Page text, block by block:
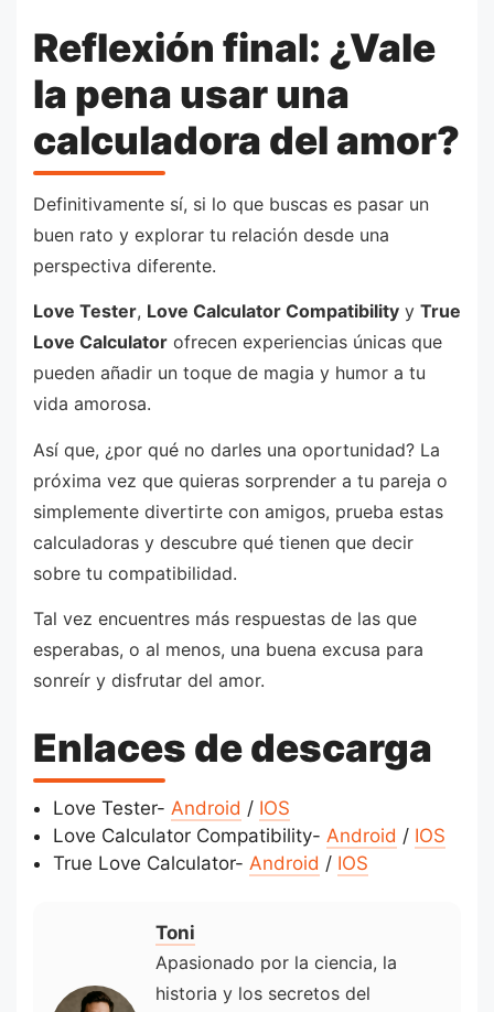
Reflexión final: ¿Vale
la pena usar una
calculadora del amor?
Definitivamente sí, si lo que buscas es pasar un
buen rato y explorar tu relación desde una
perspectiva diferente.
Love Tester, Love Calculator Compatibility y True
Love Calculator ofrecen experiencias únicas que
pueden añadir un toque de magia y humor a tu
vida amorosa.
Así que, ¿por qué no darles una oportunidad? La
próxima vez que quieras sorprender a tu pareja o
simplemente divertirte con amigos, prueba estas
calculadoras y descubre qué tienen que decir
sobre tu compatibilidad.
Tal vez encuentres más respuestas de las que
esperabas, o al menos, una buena excusa para
sonreír y disfrutar del amor.
Enlaces de descarga
Love Tester- Android / IOS
Love Calculator Compatibility- Android / IOS
True Love Calculator- Android / IOS
Toni
Apasionado por la ciencia, la
historia y los secretos del